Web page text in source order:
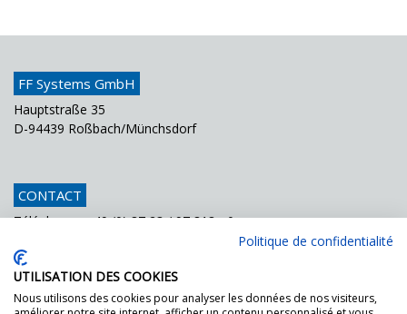
FF Systems GmbH
Hauptstraße 35
D-94439 Roßbach/Münchsdorf
CONTACT
Téléphone +49 (0) 87 23 / 97 818 - 0
+49 (0) 87 23 / 97 818 - 70
Courriel
Politique de confidentialité
UTILISATION DES COOKIES
Nous utilisons des cookies pour analyser les données de nos visiteurs,